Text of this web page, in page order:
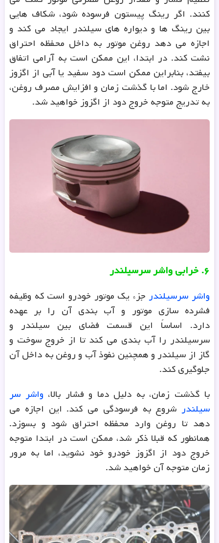
کنند. اگر رینگ پیستون فرسوده شود، شکاف هایی
بین رینگ ها و دیواره های سیلندر ایجاد می کند و
اجازه می دهد روغن موتور به داخل محفظه احتراق
نشت کند. در ابتدا، این ممکن است به آرامی اتفاق
بیفتد، بنابراین ممکن است دود سفید یا آبی از اگزوز
خارج شود. اما با گذشت زمان و افزایش مصرف روغن،
به تدریج متوجه خروج دود از اگزوز خواهید شد.
۶. خرابی واشر سرسیلندر
واشر سرسیلندرجزء یک موتور خودرو است که وظیفه
فشرده سازی موتور و آب بندی آن را بر عهده
دارد. اساساً این قسمت فضای بین سیلندر و
سرسیلندر را آب بندی می کند تا از خروج سوخت و
گاز از سیلندر و همچنین نفوذ آب و روغن به داخل آن
جلوگیری کند.
با گذشت زمان، به دلیل دما و فشار بالا، واشر سر
سیلندر شروع به فرسودگی می کند. این اجازه می
دهد تا روغن وارد محفظه احتراق شود و بسوزد.
همانطور که قبلا ذکر شد، ممکن است در ابتدا متوجه
خروج دود از اگزوز خودرو خود نشوید، اما به مرور
زمان متوجه آن خواهید شد.